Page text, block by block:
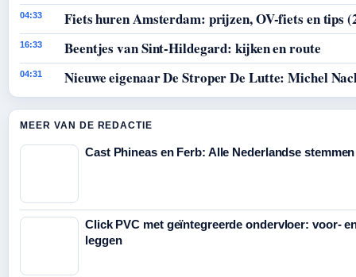
04:33 Fiets huren Amsterdam: prijzen, OV-fiets en tips
16:33 Beentjes van Sint-Hildegard: kijken en route
04:31 Nieuwe eigenaar De Stroper De Lutte: Michel
MEER VAN DE REDACTIE
Cast Phineas en Ferb: Alle Nederlandse stemmen
Click PVC met geïntegreerde ondervloer: voor-
leggen